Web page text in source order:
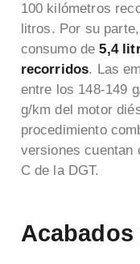
100 kilómetros
litros. Por su
consumo de5,4
recorridos. Las
entre los 148-149
g/km del motor
procedimiento
versiones cuentan
C de la DGT.